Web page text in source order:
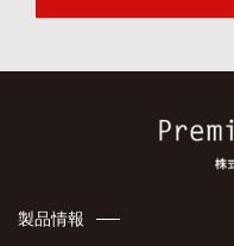
製品情報